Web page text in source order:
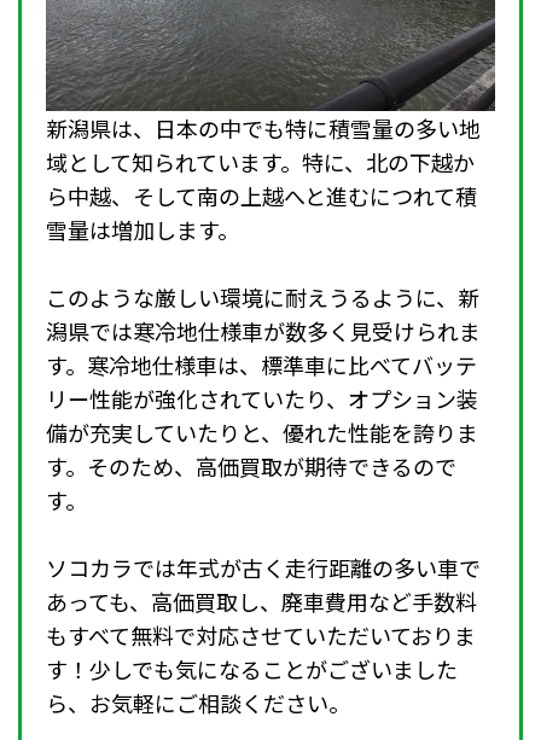
新潟県は、日本の中でも特に積雪量の多い地
域として知られています。特に、北の下越か
ら中越、そして南の上越へと進むにつれて積
雪量は増加します。
このような厳しい環境に耐えうるように、新
潟県では寒冷地仕様車が数多く見受けられま
す。寒冷地仕様車は、標準車に比べてバッテ
リー性能が強化されていたり、オプション装
備が充実していたりと、優れた性能を誇りま
す。そのため、高価買取が期待できるので
す。
ソコカラでは年式が古く走行距離の多い車で
あっても、高価買取し、廃車費用など手数料
もすべて無料で対応させていただいておりま
す！少しでも気になることがございました
ら、お気軽にご相談ください。